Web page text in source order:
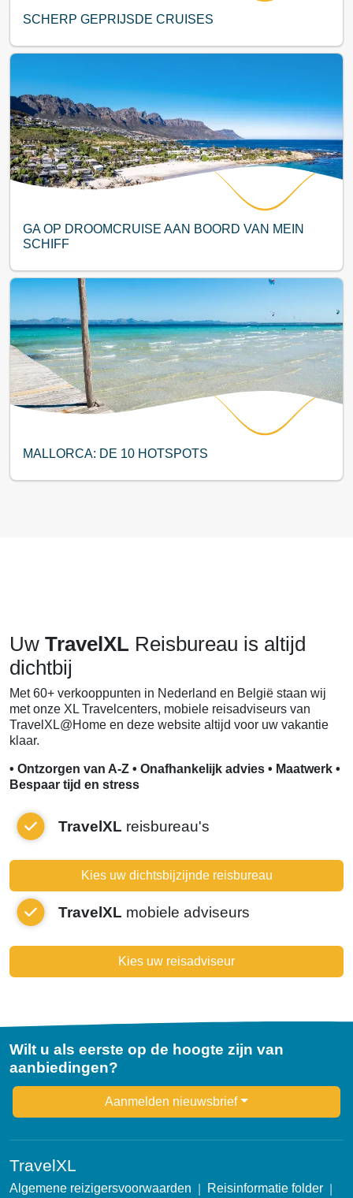
SCHERP GEPRIJSDE CRUISES
GA OP DROOMCRUISE AAN BOORD VAN MEIN
SCHIFF
MALLORCA: DE 10 HOTSPOTS
Uw TravelXL Reisbureau is altijd
dichtbij
Met 60+ verkooppunten in Nederland en België staan wij
met onze XL Travelcenters, mobiele reisadviseurs van
TravelXL@Home en deze website altijd voor uw vakantie
klaar.
• Ontzorgen van A-Z • Onafhankelijk advies • Maatwerk •
Bespaar tijd en stress
TravelXL reisbureau's
Kies uw dichtsbijzijnde reisbureau
TravelXL mobiele adviseurs
Kies uw reisadviseur
Wilt u als eerste op de hoogte zijn van
aanbiedingen?
Newsletter Aanmelden nieuwsbrief
TravelXL
Algemene reizigersvoorwaarden
Reisinformatie folder